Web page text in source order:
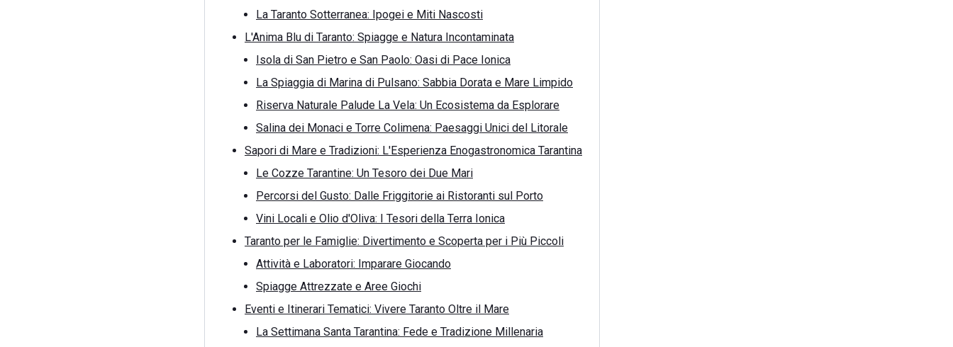
La Taranto Sotterranea: Ipogei e Miti Nascosti
L'Anima Blu di Taranto: Spiagge e Natura Incontaminata
Isola di San Pietro e San Paolo: Oasi di Pace Ionica
La Spiaggia di Marina di Pulsano: Sabbia Dorata e Mare Limpido
Riserva Naturale Palude La Vela: Un Ecosistema da Esplorare
Salina dei Monaci e Torre Colimena: Paesaggi Unici del Litorale
Sapori di Mare e Tradizioni: L'Esperienza Enogastronomica Tarantina
Le Cozze Tarantine: Un Tesoro dei Due Mari
Percorsi del Gusto: Dalle Friggitorie ai Ristoranti sul Porto
Vini Locali e Olio d'Oliva: I Tesori della Terra Ionica
Taranto per le Famiglie: Divertimento e Scoperta per i Più Piccoli
Attività e Laboratori: Imparare Giocando
Spiagge Attrezzate e Aree Giochi
Eventi e Itinerari Tematici: Vivere Taranto Oltre il Mare
La Settimana Santa Tarantina: Fede e Tradizione Millenaria